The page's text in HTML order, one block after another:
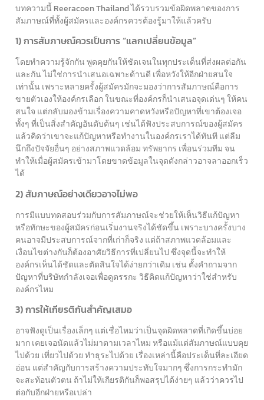
บทความนี้ Reeracoen Thailand ได้รวบรวมข้อผิดพลาดของการ
สัมภาษณ์ที่ทั้งผู้สมัครและองค์กรควรต้องรู้มาให้แล้วครับ
1) การสัมภาษณ์ควรเป็นการ “แลกเปลี่ยนข้อมูล”
โดยทำความรู้จักกัน พูดคุยกันให้ชัดเจนในทุกประเด็นที่ส่งผลต่อกัน
และกัน ไม่ใช่การนำเสนอเฉพาะด้านดี เพื่อหวังให้อีกฝ่ายสนใจ
เท่านั้น เพราะหลายครั้งผู้สมัครมักจะมองว่าการสัมภาษณ์คือการ
ขายตัวเองให้องค์กรเลือก ในขณะที่องค์กรก็นำเสนอจุดเด่นๆ ให้คน
สนใจ แต่กลับมองข้ามเรื่องความคาดหวังหรือปัญหาที่เขาต้องเจอ
ทั้งๆ ที่เป็นสิ่งสำคัญอันดับต้นๆ เช่นได้ฟังประสบการณ์ของผู้สมัคร
แล้วคิดว่าเขาจะแก้ปัญหาหรือทำงานในองค์กรเราได้ทันที แต่ลืม
นึกถึงปัจจัยอื่นๆ อย่างสภาพแวดล้อม ทรัพยากร เพื่อนร่วมทีม จน
ทำให้เมื่อผู้สมัครเข้ามาโดยขาดข้อมูลในจุดดังกล่าวอาจลาออกเร็ว
ได้
2) สัมภาษณ์อย่างเดียวอาจไม่พอ
การมีแบบทดสอบร่วมกับการสัมภาษณ์จะช่วยให้เห็นวิธีแก้ปัญหา
หรือทักษะของผู้สมัครก่อนเริ่มงานจริงได้ชัดขึ้น เพราะบางครั้งบาง
คนอาจมีประสบการณ์จากที่เก่าก็จริง แต่ถ้าสภาพแวดล้อมและ
เงื่อนไขต่างกันก็ต้องอาศัยวิธีการที่เปลี่ยนไป ซึ่งจุดนี้จะทำให้
องค์กรเห็นได้ชัดและตัดสินใจได้ง่ายกว่าเดิม เช่น ตั้งคำถามจาก
ปัญหาที่บริษัทกำลังเจอเพื่อดูตรรกะ วิธีคิดแก้ปัญหาว่าใช่สำหรับ
องค์กรไหม
3) การให้เกียรติกันสำคัญเสมอ
อาจฟังดูเป็นเรื่องเล็กๆ แต่เชื่อไหมว่าเป็นจุดผิดพลาดที่เกิดขึ้นบ่อย
มาก เคยเจอนัดแล้วไม่มาตามเวลาไหม หรือแม้แต่สัมภาษณ์แบบคุย
ไปด้วย เที่ยวไปด้วย ทำธุระไปด้วย เรื่องเหล่านี้คือประเด็นที่ละเอียด
อ่อน แต่สำคัญกับการสร้างความประทับใจมากๆ ซึ่งการกระทำมัก
จะสะท้อนตัวตน ถ้าไม่ให้เกียรติกันก็พอสรุปได้ง่ายๆ แล้วว่าควรไป
ต่อกับอีกฝ่ายหรือเปล่า